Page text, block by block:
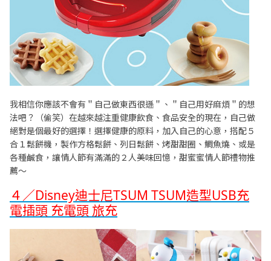
我相信你應該不會有＂自己做東西很遜＂、＂自己用好麻煩＂的想
法吧？（偷笑）在越來越注重健康飲食、食品安全的現在，自己做
絕對是個最好的選擇！選擇健康的原料，加入自己的心意，搭配５
合１鬆餅機，製作方格鬆餅、列日鬆餅、烤甜甜圈、鯛魚燒、或是
各種鹹食，讓情人節有滿滿的２人美味回憶，甜蜜蜜情人節禮物推
薦～
４／Disney迪士尼TSUM TSUM造型USB充
電插頭 充電頭 旅充